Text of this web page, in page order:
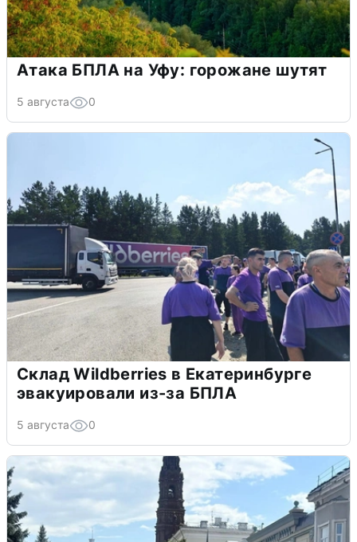
Атака БПЛА на Уфу: горожане шутят
5 августа 0
Склад Wildberries в Екатеринбурге
эвакуировали из-за БПЛА
5 августа 0